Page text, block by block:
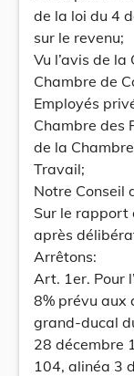
de la loi du 4
sur le revenu;
Vu l’avis de
Chambre de
Employés
Chambre des
de la
Travail;
Notre Conseil
Sur le rapport
après
Arrêtons:
Art. 1er. Pour
8% prévu aux
grand-ducal
28 décembre
104, alinéa 3